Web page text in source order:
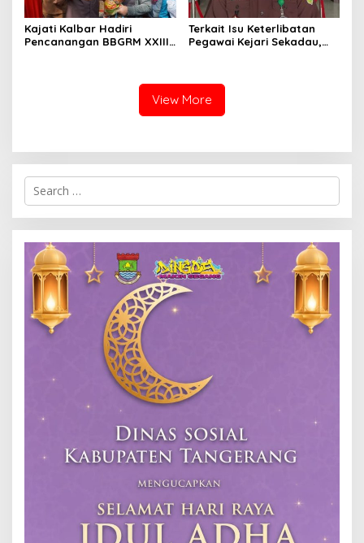
Kajati Kalbar Hadiri
Pencanangan BBGRM XXIII,
Terkait Isu Keterlibatan
Pegawai Kejari Sekadau,
View More
Search
for: